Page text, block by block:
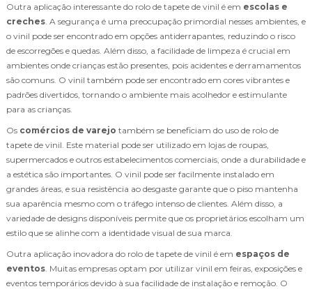
Outra aplicação interessante do rolo de tapete de vinil é em escolas e
creches . A segurança é uma preocupação primordial nesses ambientes, e
o vinil pode ser encontrado em opções antiderrapantes, reduzindo o risco
de escorregões e quedas. Além disso, a facilidade de limpeza é crucial em
ambientes onde crianças estão presentes, pois acidentes e derramamentos
são comuns. O vinil também pode ser encontrado em cores vibrantes e
padrões divertidos, tornando o ambiente mais acolhedor e estimulante
para as crianças.
Os comércios de varejo também se beneficiam do uso de rolo de
tapete de vinil. Este material pode ser utilizado em lojas de roupas,
supermercados e outros estabelecimentos comerciais, onde a durabilidade e
a estética são importantes. O vinil pode ser facilmente instalado em
grandes áreas, e sua resistência ao desgaste garante que o piso mantenha
sua aparência mesmo com o tráfego intenso de clientes. Além disso, a
variedade de designs disponíveis permite que os proprietários escolham um
estilo que se alinhe com a identidade visual de sua marca.
Outra aplicação inovadora do rolo de tapete de vinil é em espaços de
eventos . Muitas empresas optam por utilizar vinil em feiras, exposições e
eventos temporários devido à sua facilidade de instalação e remoção. O